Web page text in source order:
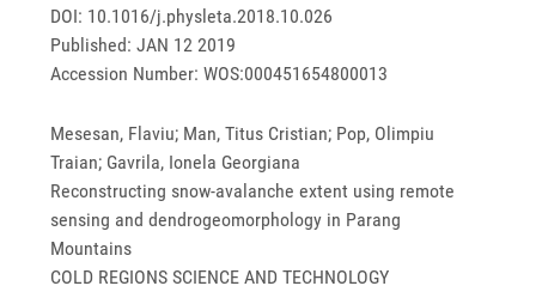
DOI: 10.1016/j.physleta.2018.10.026
Published: JAN 12 2019
Accession Number: WOS:000451654800013
Mesesan, Flaviu; Man, Titus Cristian; Pop, Olimpiu
Traian; Gavrila, Ionela Georgiana
Reconstructing snow-avalanche extent using remote
sensing and dendrogeomorphology in Parang
Mountains
COLD REGIONS SCIENCE AND TECHNOLOGY